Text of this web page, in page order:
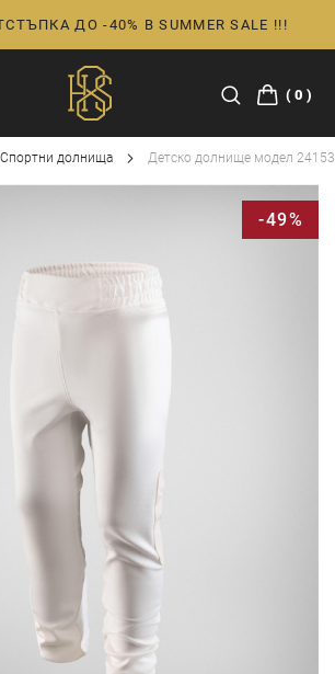
ДО -40% В SUMMER SALE !!!
0
Спортни долнища Детско долнище модел
-49%